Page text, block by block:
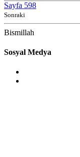
Sayfa 598
Sonraki
Bismillah
Sosyal Medya